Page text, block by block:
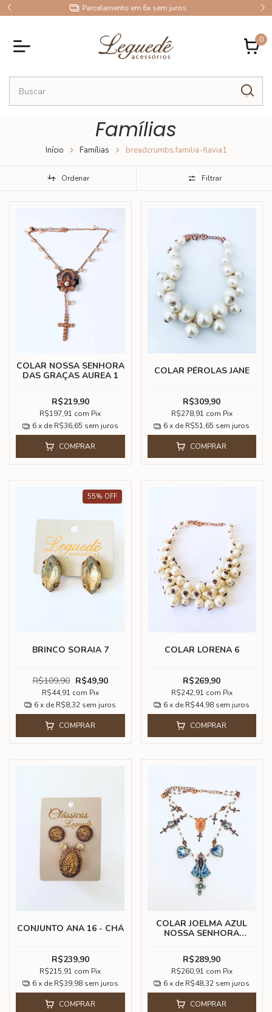
10% OFF no Pix
0
Famílias
Início Famílias breadcrumbs.familia-flavia1
Ordenar Filtrar
COLAR NOSSA SENHORA
DAS GRAÇAS AUREA 1
R$219,90
R$197,91 com Pix
6 x de R$36,65 sem juros
COMPRAR
COLAR PÉROLAS JANE
R$309,90
R$278,91 com Pix
6 x de R$51,65 sem juros
COMPRAR
55% OFF
BRINCO SORAIA 7
R$109,90 R$49,90
R$44,91 com Pix
6 x de R$8,32 sem juros
COMPRAR
COLAR LORENA 6
R$269,90
R$242,91 com Pix
6 x de R$44,98 sem juros
COMPRAR
CONJUNTO ANA 16 - CHÁ
R$239,90
R$215,91 com Pix
6 x de R$39,98 sem juros
COMPRAR
COLAR JOELMA AZUL
NOSSA SENHORA
R$289,90
R$260,91 com Pix
6 x de R$48,32 sem juros
COMPRAR